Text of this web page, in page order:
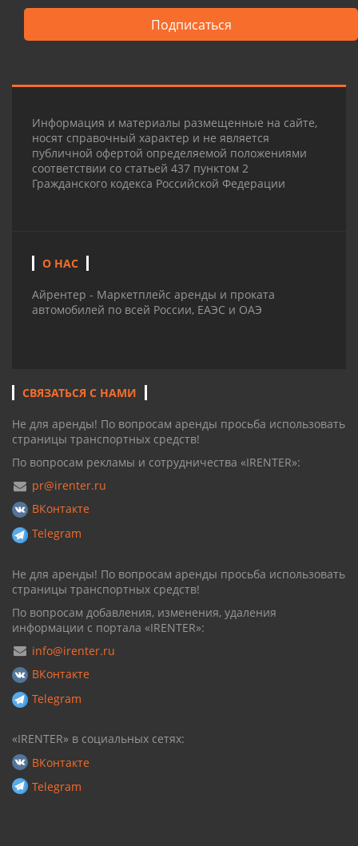
Подписаться
Информация и материалы размещенные на сайте,
носят справочный характер и не является
публичной офертой определяемой положениями
соответствии со статьей 437 пунктом 2
Гражданского кодекса Российской Федерации
О НАС
Айрентер - Маркетплейс аренды и проката
автомобилей по всей России, ЕАЭС и ОАЭ
СВЯЗАТЬСЯ С НАМИ
Не для аренды! По вопросам аренды просьба использовать
страницы транспортных средств!
По вопросам рекламы и сотрудничества «IRENTER»:
pr@irenter.ru
ВКонтакте
Telegram
Не для аренды! По вопросам аренды просьба использовать
страницы транспортных средств!
По вопросам добавления, изменения, удаления
информации с портала «IRENTER»:
info@irenter.ru
ВКонтакте
Telegram
«IRENTER» в социальных сетях:
ВКонтакте
Telegram